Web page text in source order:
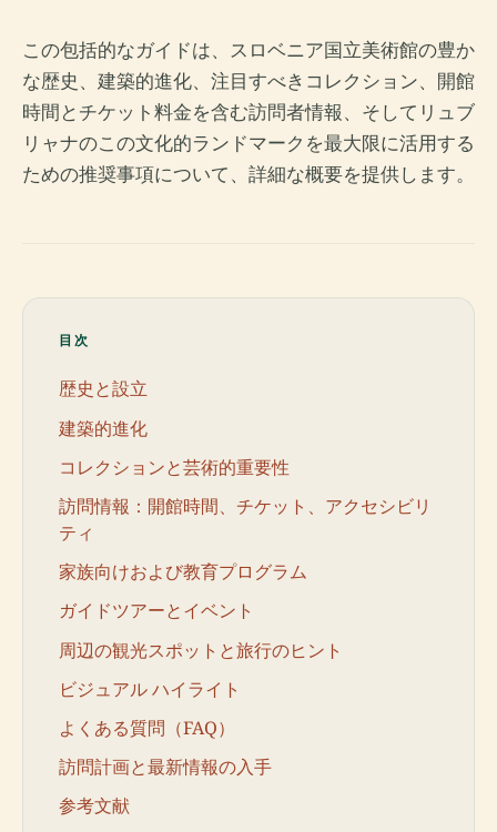
この包括的なガイドは、スロベニア国立美術館の豊か
な歴史、建築的進化、注目すべきコレクション、開館
時間とチケット料金を含む訪問者情報、そしてリュブ
リャナのこの文化的ランドマークを最大限に活用する
ための推奨事項について、詳細な概要を提供します。
目次
歴史と設立
建築的進化
コレクションと芸術的重要性
訪問情報：開館時間、チケット、アクセシビリ
ティ
家族向けおよび教育プログラム
ガイドツアーとイベント
周辺の観光スポットと旅行のヒント
ビジュアル ハイライト
よくある質問（FAQ）
訪問計画と最新情報の入手
参考文献